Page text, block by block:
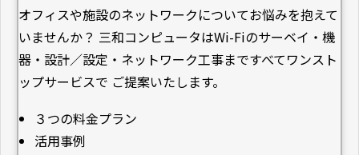
オフィスや施設のネットワークについてお悩みを抱えて
いませんか？ 三和コンピュータはWi-Fiのサーベイ・機
器・設計／設定・ネットワーク工事まですべてワンスト
ップサービスで ご提案いたします。
３つの料金プラン
活用事例